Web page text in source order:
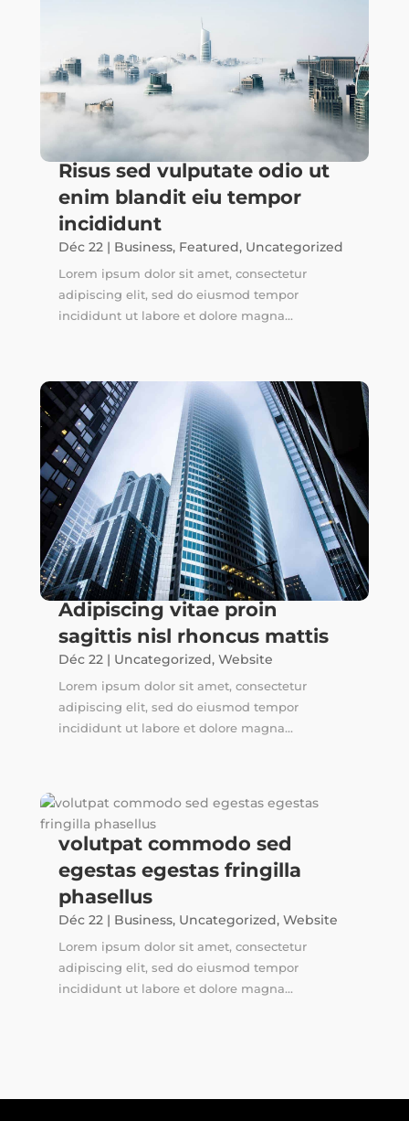
Risus sed vulputate odio ut
enim blandit eiu tempor
incididunt
Déc 22| Business, Featured, Uncategorized
Lorem ipsum dolor sit amet, consectetur
adipiscing elit, sed do eiusmod tempor
incididunt ut labore et dolore magna...
Adipiscing vitae proin
sagittis nisl rhoncus mattis
Déc 22| Uncategorized, Website
Lorem ipsum dolor sit amet, consectetur
adipiscing elit, sed do eiusmod tempor
incididunt ut labore et dolore magna...
volutpat commodo sed
egestas egestas fringilla
phasellus
Déc 22| Business, Uncategorized, Website
Lorem ipsum dolor sit amet, consectetur
adipiscing elit, sed do eiusmod tempor
incididunt ut labore et dolore magna...